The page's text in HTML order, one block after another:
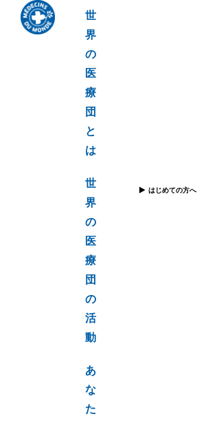
世
界
の
医
療
団
と
は
世
界
の
医
療
団
の
活
動
あ
な
た
はじめての方へ